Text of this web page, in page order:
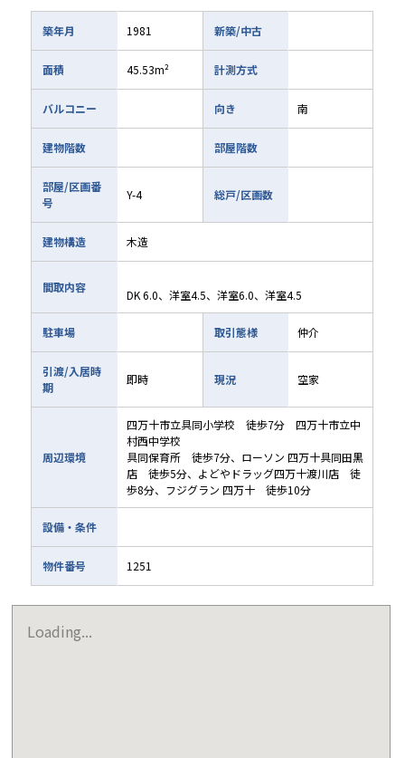
築年月 1981 新築/中古
面積 45.53m² 計測方式
バルコニー 向き 南
建物階数 部屋階数
部屋/区画番
号
Y-4 総戸/区画数
建物構造 木造
間取内容
DK 6.0、洋室4.5、洋室6.0、洋室4.5
駐車場 取引態様 仲介
引渡/入居時
期
即時 現況 空家
周辺環境
四万十市立具同小学校 徒歩7分 四万十市立中
村西中学校
具同保育所 徒歩7分、ローソン 四万十具同田黒
店 徒歩5分、よどやドラッグ四万十渡川店 徒
歩8分、フジグラン 四万十 徒歩10分
設備・条件
物件番号 1251
Loading...